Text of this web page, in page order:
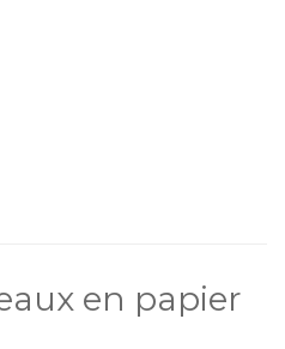
en papier